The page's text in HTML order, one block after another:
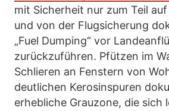
mit Sicherheit nur zum Teil
und von der Flugsicherung
„Fuel Dumping“ vor
zurückzuführen. Pfützen im
Schlieren an Fenstern von
deutlichen Kerosinspuren
erhebliche Grauzone, die sich